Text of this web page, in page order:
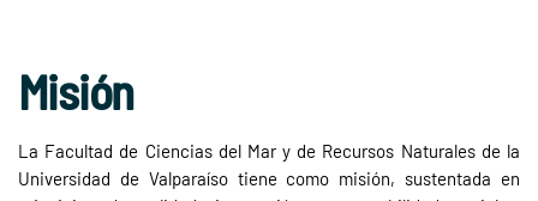
Misión
La Facultad de Ciencias del Mar y de Recursos Naturales de la
Universidad de Valparaíso tiene como misión, sustentada en